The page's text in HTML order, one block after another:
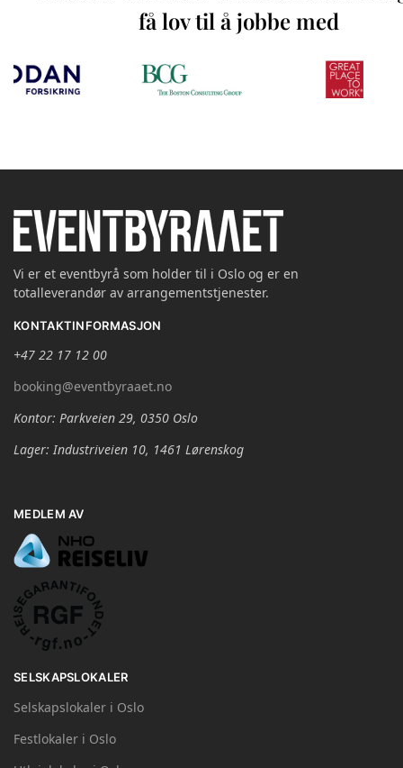
få lov til å jobbe med
Vi er et eventbyrå som holder til i Oslo og er en
totalleverandør av arrangementstjenester.
KONTAKTINFORMASJON
+47 22 17 12 00
booking@eventbyraaet.no
Kontor: Parkveien 29, 0350 Oslo
Lager: Industriveien 10, 1461 Lørenskog
MEDLEM AV
SELSKAPSLOKALER
Selskapslokaler i Oslo
Festlokaler i Oslo